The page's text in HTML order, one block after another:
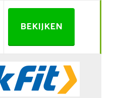
BEKIJKEN